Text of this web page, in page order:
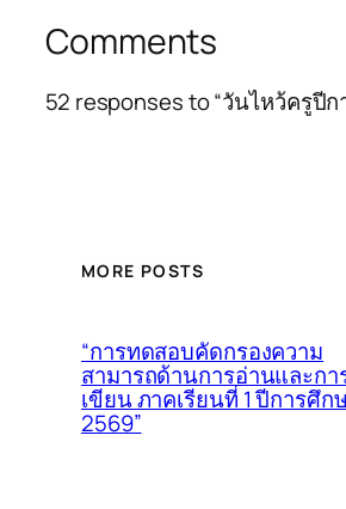
Comments
52 responses to “วันไหว้ครูปีก
MORE POSTS
“การทดสอบคัดกรองความ
สามารถด้านการอ่านและกา
เขียน ภาคเรียนที่ 1 ปีการศึก
2569”